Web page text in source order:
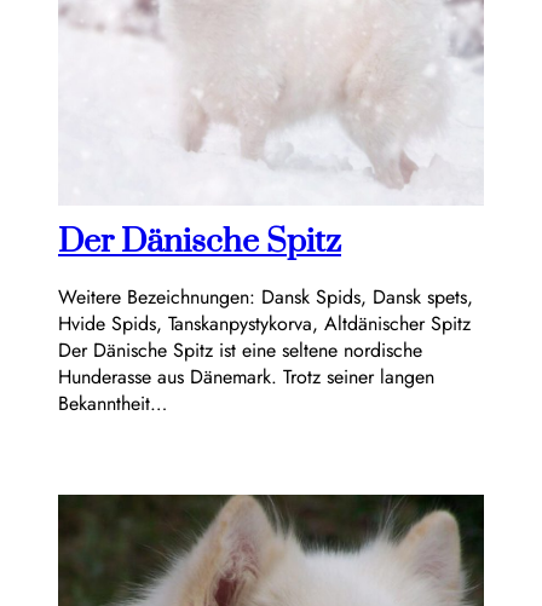
Der Dänische Spitz
Weitere Bezeichnungen: Dansk Spids, Dansk spets,
Hvide Spids, Tanskanpystykorva, Altdänischer Spitz
Der Dänische Spitz ist eine seltene nordische
Hunderasse aus Dänemark. Trotz seiner langen
Bekanntheit…